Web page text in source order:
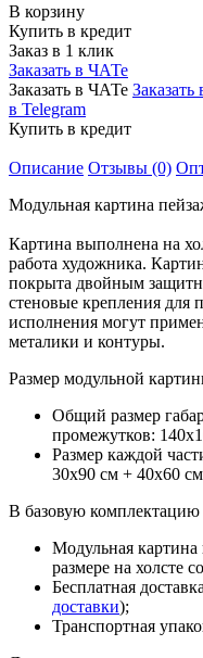
В корзину
Купить в кредит
Заказ в 1 клик
Заказать в ЧАТе
Заказать в ЧАТе Заказать
в Telegram
Купить в кредит
Описание Отзывы (0)
Модульная картина
Картина выполнена на
работа художника.
покрыта двойным
стеновые крепления для
исполнения могут
металики и контуры.
Размер модульной
Общий размер
промежутков:
Размер каждой
30х90 см + 40х60
В базовую
Модульная
размере на холсте
Бесплатная
доставки);
Транспортная